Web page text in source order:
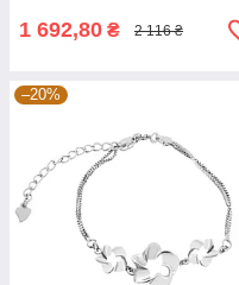
1 692,80 ₴ 2 116 ₴
–20%